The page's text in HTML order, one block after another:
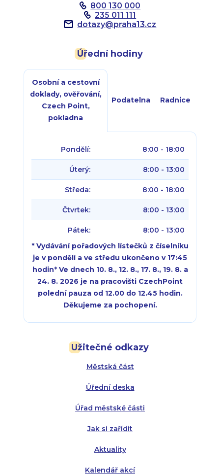
800 130 000
235 011 111
dotazy@praha13.cz
Užitečné odkazy
Městská část
Úřední deska
Úřad městské části
Jak si zařídit
Aktuality
Kalendář akcí
Úřední hodiny
Osobní a cestovní
doklady, ověřování,
Czech Point,
pokladna
Podatelna Radnice
Pondělí: 8:00 - 18:00
Úterý: 8:00 - 13:00
Středa: 8:00 - 18:00
Čtvrtek: 8:00 - 13:00
Pátek:
8:00 - 13:00
* Vydávání pořadových lístečků z číselníku
je v pondělí a ve středu ukončeno v 17:45
hodin* Ve dnech 10. 8., 12. 8., 17. 8., 19. 8. a
24. 8. 2026 je na pracovišti CzechPoint
polední pauza od 12.00 do 12.45 hodin.
Děkujeme za pochopení.
Úterý:
Středa:
Čtvrtek:
Pátek:
Úterý:
Středa:
Čtvrtek: